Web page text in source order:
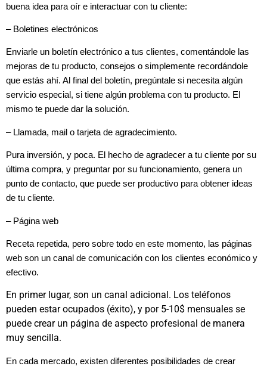
buena idea para oír e interactuar con tu cliente:
– Boletines electrónicos
Enviarle un boletín electrónico a tus clientes, comentándole las
mejoras de tu producto, consejos o simplemente recordándole
que estás ahí. Al final del boletín, pregúntale si necesita algún
servicio especial, si tiene algún problema con tu producto. El
mismo te puede dar la solución.
– Llamada, mail o tarjeta de agradecimiento.
Pura inversión, y poca. El hecho de agradecer a tu cliente por su
última compra, y preguntar por su funcionamiento, genera un
punto de contacto, que puede ser productivo para obtener ideas
de tu cliente.
– Página web
Receta repetida, pero sobre todo en este momento, las páginas
web son un canal de comunicación con los clientes económico y
efectivo.
En primer lugar, son un canal adicional. Los teléfonos
pueden estar ocupados (éxito), y por 5-10$ mensuales se
puede crear un página de aspecto profesional de manera
muy sencilla.
En cada mercado, existen diferentes posibilidades de crear